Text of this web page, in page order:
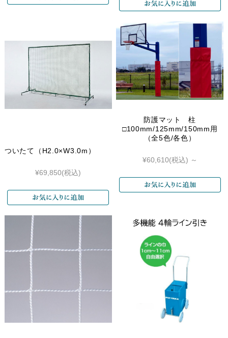
ついたて（H2.0×W3.0m）
¥69,850(税込)
防護マット 柱
□100mm/125mm/150mm用
（全5色/各色）
¥60,610(税込) ～